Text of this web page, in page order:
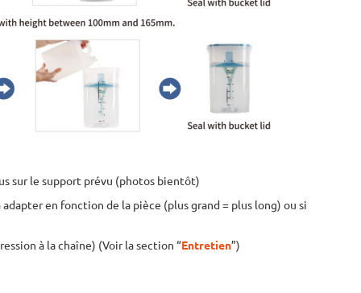
sur le support prévu (photos bientôt)
en fonction de la pièce (plus grand = plus long) ou si
à la chaîne) (Voir la section “Entretien”)